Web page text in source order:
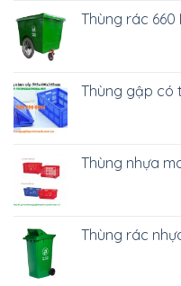
Thùng rác 660
Thùng gập có
Thùng nhựa
Thùng rác